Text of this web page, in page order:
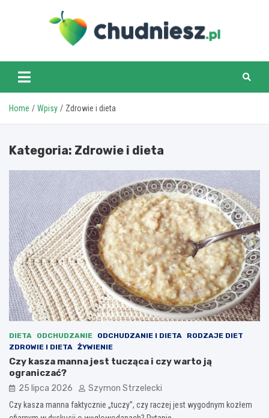
chudniesz.pl
Home Wpisy Zdrowie i dieta
Kategoria: Zdrowie i dieta
DIETA ODCHUDZANIE ODCHUDZANIE I DIETA
RODZAJE DIET
ZDROWIE I DIETA
ŻYWIENIE
Czy kasza manna jest tucząca i czy warto ją
ograniczać?
25 lipca 2026 Szymon Strzelecki
Czy kasza manna faktycznie „tuczy”, czy raczej jest wygodnym kozłem